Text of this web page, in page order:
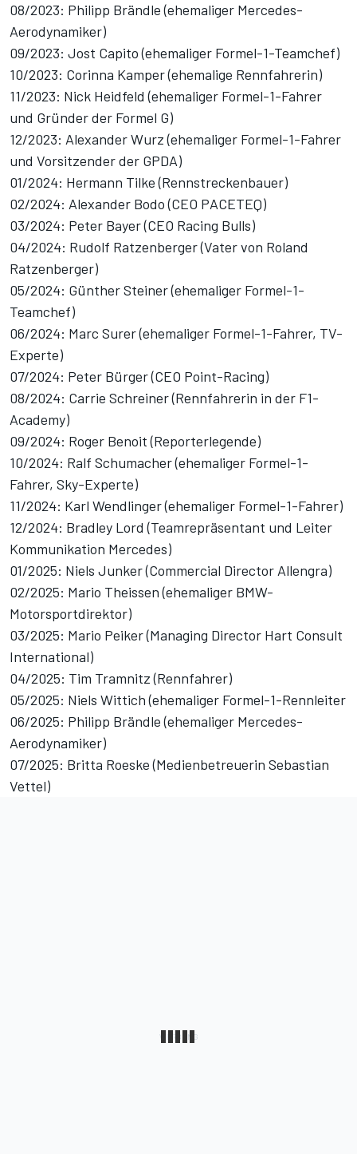
08/2023: Philipp Brändle (ehemaliger Mercedes-
Aerodynamiker)
09/2023: Jost Capito (ehemaliger Formel-1-Teamchef)
10/2023: Corinna Kamper (ehemalige Rennfahrerin)
11/2023: Nick Heidfeld (ehemaliger Formel-1-Fahrer
und Gründer der Formel G)
12/2023: Alexander Wurz (ehemaliger Formel-1-Fahrer
und Vorsitzender der GPDA)
01/2024: Hermann Tilke (Rennstreckenbauer)
02/2024: Alexander Bodo (CEO PACETEQ)
03/2024: Peter Bayer (CEO Racing Bulls)
04/2024: Rudolf Ratzenberger (Vater von Roland
Ratzenberger)
05/2024: Günther Steiner (ehemaliger Formel-1-
Teamchef)
06/2024: Marc Surer (ehemaliger Formel-1-Fahrer, TV-
Experte)
07/2024: Peter Bürger (CEO Point-Racing)
08/2024: Carrie Schreiner (Rennfahrerin in der F1-
Academy)
09/2024: Roger Benoit (Reporterlegende)
10/2024: Ralf Schumacher (ehemaliger Formel-1-
Fahrer, Sky-Experte)
11/2024: Karl Wendlinger (ehemaliger Formel-1-Fahrer)
12/2024: Bradley Lord (Teamrepräsentant und Leiter
Kommunikation Mercedes)
01/2025: Niels Junker (Commercial Director Allengra)
02/2025: Mario Theissen (ehemaliger BMW-
Motorsportdirektor)
03/2025: Mario Peiker (Managing Director Hart Consult
International)
04/2025: Tim Tramnitz (Rennfahrer)
05/2025: Niels Wittich (ehemaliger Formel-1-Rennleiter
06/2025: Philipp Brändle (ehemaliger Mercedes-
Aerodynamiker)
07/2025: Britta Roeske (Medienbetreuerin Sebastian
Vettel)